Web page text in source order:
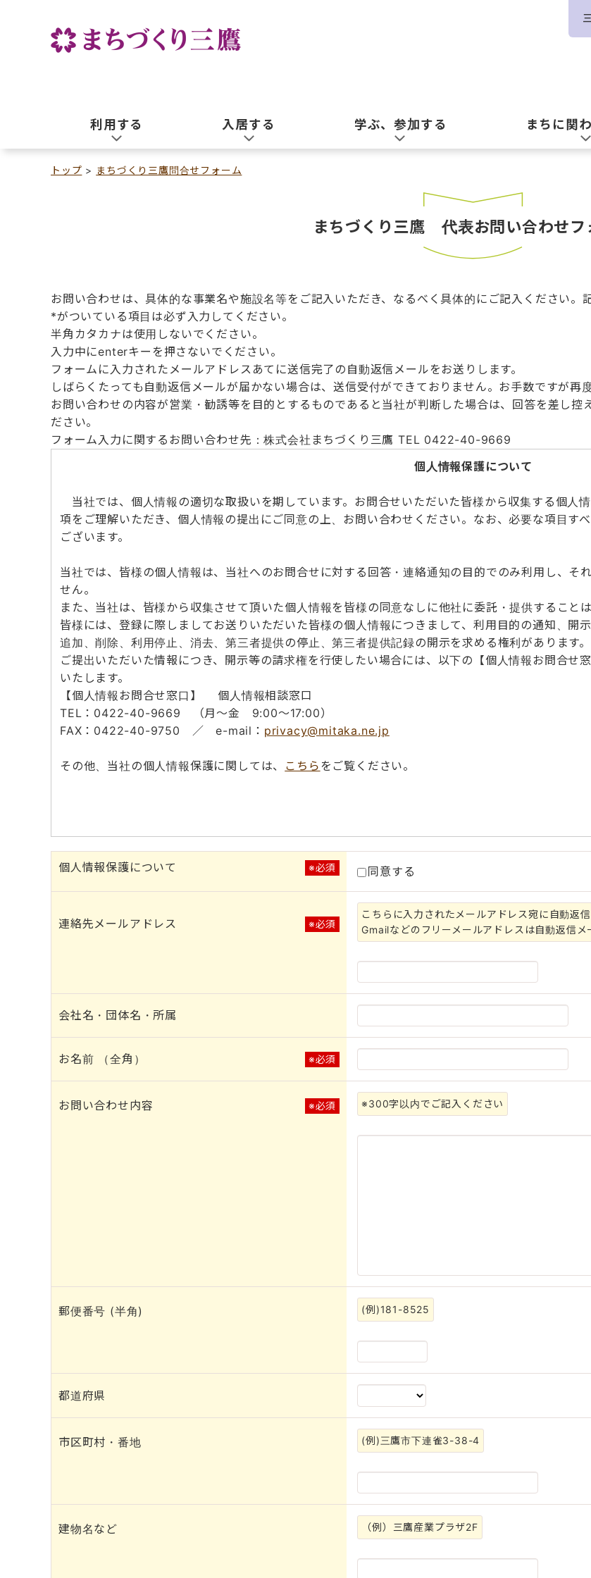
利用する 入居する 学ぶ、参加する まちに関
トップ まちづくり三鷹問合せフォーム
まちづくり三鷹 代表お問い合わせフ
お問い合わせは、具体的な事業名や施設名等をご記入いただき、なるべく具体的にご記入ください。
*がついている項目は必ず入力してください。
半角カタカナは使用しないでください。
入力中にenterキーを押さないでください。
フォームに入力されたメールアドレスあてに送信完了の自動返信メールをお送りします。
しばらくたっても自動返信メールが届かない場合は、送信受付ができておりません。お手数ですが再
お問い合わせの内容が営業・勧誘等を目的とするものであると当社が判断した場合は、回答を差し控
ださい。
フォーム入力に関するお問い合わせ先：株式会社まちづくり三鷹 TEL 0422-40-9669
個人情報保護について
当社では、個人情報の適切な取扱いを期しています。お問合せいただいた皆様から収集する個人
項をご理解いただき、個人情報の提出にご同意の上、お問い合わせください。なお、必要な項目す
ございます。
当社では、皆様の個人情報は、当社へのお問合せに対する回答・連絡通知の目的でのみ利用し、そ
せん。
また、当社は、皆様から収集させて頂いた個人情報を皆様の同意なしに他社に委託・提供することは
皆様には、登録に際しましてお送りいただいた皆様の個人情報につきまして、利用目的の通知、開
追加、削除、利用停止、消去、第三者提供の停止、第三者提供記録の開示を求める権利があります。
ご提出いただいた情報につき、開示等の請求権を行使したい場合には、以下の【個人情報お問合せ
いたします。
【個人情報お問合せ窓口】 個人情報相談窓口
TEL：0422-40-9669 （月～金 9:00～17:00）
FAX：0422-40-9750 ／ e-mail： privacy@mitaka.ne.jp
その他、当社の個人情報保護に関しては、 こちら をご覧ください。
個人情報保護について ※必須 同意する
連絡先メールアドレス ※必須
こちらに入力されたメールアドレス宛に自動返
Gmailなどのフリーメールアドレスは自動返信
会社名・団体名・所属
お名前 （全角） ※必須
お問い合わせ内容 ※必須 ※300字以内でご記入ください
郵便番号 (半角) (例)181-8525
都道府県
市区町村・番地 (例)三鷹市下連雀3-38-4
建物名など （例）三鷹産業プラザ2F